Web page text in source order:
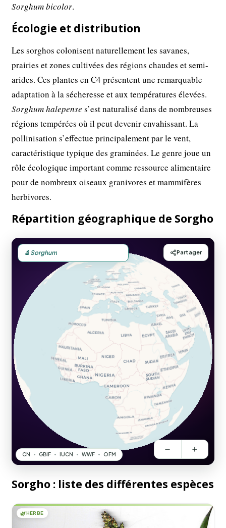
Sorghum bicolor.
Écologie et distribution
Les sorghos colonisent naturellement les savanes,
prairies et zones cultivées des régions chaudes et semi-
arides. Ces plantes en C4 présentent une remarquable
adaptation à la sécheresse et aux températures élevées.
Sorghum halepense s’est naturalisé dans de nombreuses
régions tempérées où il peut devenir envahissant. La
pollinisation s’effectue principalement par le vent,
caractéristique typique des graminées. Le genre joue un
rôle écologique important comme ressource alimentaire
pour de nombreux oiseaux granivores et mammifères
herbivores.
Répartition géographique de Sorgho
Sorgho : liste des différentes espèces
🌿HERBE